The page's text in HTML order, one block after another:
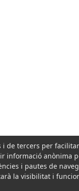
i de tercers per
informació anònima
i pautes de
la visibilitat i